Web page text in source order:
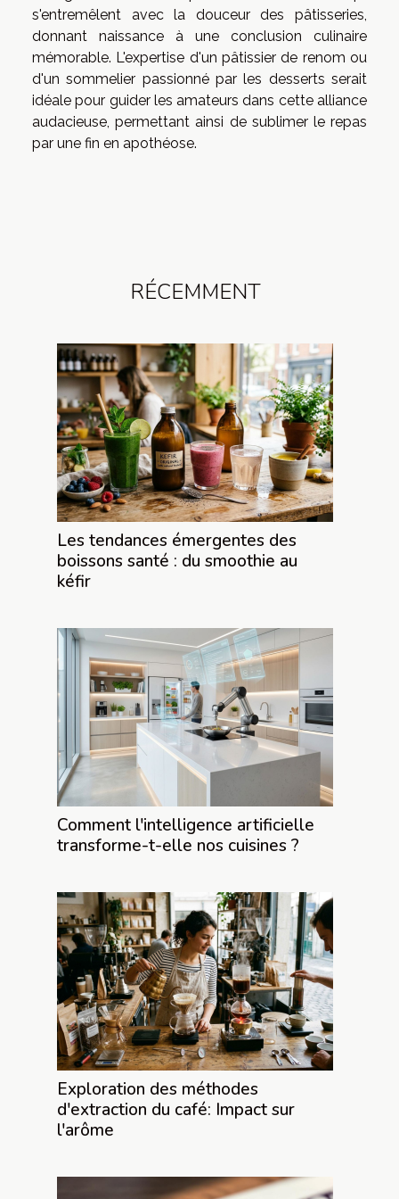
s'entremêlent avec la douceur des pâtisseries,
donnant naissance à une conclusion culinaire
mémorable. L'expertise d'un pâtissier de renom ou
d'un sommelier passionné par les desserts serait
idéale pour guider les amateurs dans cette alliance
audacieuse, permettant ainsi de sublimer le repas
par une fin en apothéose.
RÉCEMMENT
Les tendances émergentes des
boissons santé : du smoothie au
kéfir
Comment l'intelligence artificielle
transforme-t-elle nos cuisines ?
Exploration des méthodes
d'extraction du café: Impact sur
l'arôme